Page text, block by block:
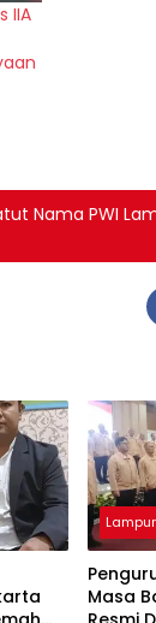
IIA
Nama PWI
Masa